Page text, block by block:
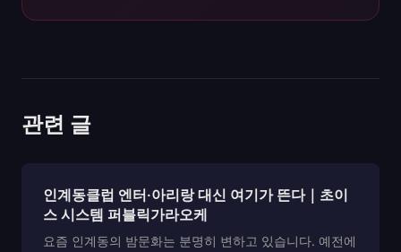
관련 글
인계동클럽 엔터·아리랑 대신 여기가 뜬다｜초이
스 시스템 퍼블릭가라오케
요즘 인계동의 밤문화는 분명히 변하고 있습니다. 예전에